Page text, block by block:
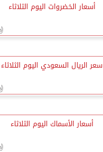
أسعار الخضروات اليوم الثلاثاء
سعر الريال السعودي اليوم الثلاثاء
أسعار الأسماك اليوم الثلاثاء